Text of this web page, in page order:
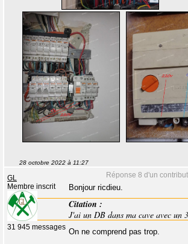
28 octobre 2022 à 11:27
Réponse 8 d'un
GL
Membre inscrit
31 945 messages
Bonjour ricdieu.
Citation :
J'ai un DB dans ma cave avec un
On ne comprend pas trop.